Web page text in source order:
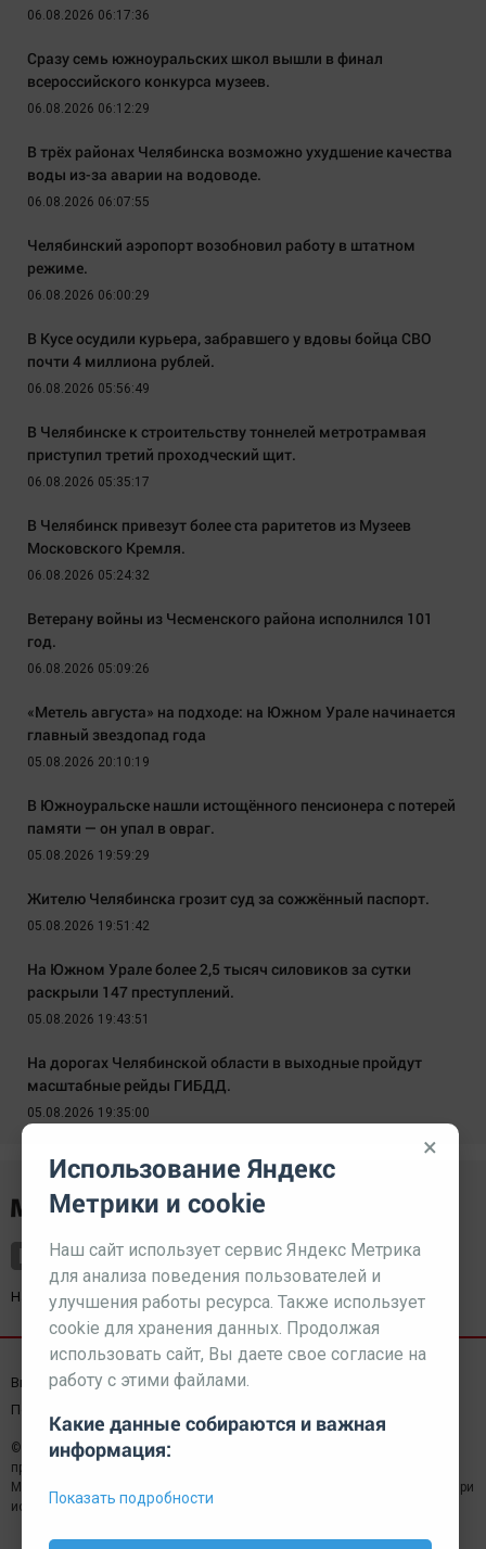
06.08.2026 06:17:36
Сразу семь южноуральских школ вышли в финал
всероссийского конкурса музеев.
06.08.2026 06:12:29
В трёх районах Челябинска возможно ухудшение качества
воды из-за аварии на водоводе.
06.08.2026 06:07:55
Челябинский аэропорт возобновил работу в штатном
режиме.
06.08.2026 06:00:29
В Кусе осудили курьера, забравшего у вдовы бойца СВО
почти 4 миллиона рублей.
06.08.2026 05:56:49
В Челябинске к строительству тоннелей метротрамвая
приступил третий проходческий щит.
06.08.2026 05:35:17
В Челябинск привезут более ста раритетов из Музеев
Московского Кремля.
06.08.2026 05:24:32
Ветерану войны из Чесменского района исполнился 101
год.
06.08.2026 05:09:26
«Метель августа» на подходе: на Южном Урале начинается
главный звездопад года
05.08.2026 20:10:19
В Южноуральске нашли истощённого пенсионера с потерей
памяти — он упал в овраг.
05.08.2026 19:59:29
Жителю Челябинска грозит суд за сожжённый паспорт.
05.08.2026 19:51:42
На Южном Урале более 2,5 тысяч силовиков за сутки
раскрыли 147 преступлений.
05.08.2026 19:43:51
На дорогах Челябинской области в выходные пройдут
масштабные рейды ГИБДД.
05.08.2026 19:35:00
Наш партнерkurorty-sochi.ru
Выходные данные СМИ Реклама
Пользовательское соглашение
© 2026 МЕДИАЗАВОД — Сайт может содержать контент,
предназначенный для лиц 18+
Мнение редакции может не совпадать с мнением отдельных авторов.При
использовании материалов сайта ссылка обязательна.
×
Использование Яндекс
Метрики и cookie
Наш сайт использует сервис Яндекс Метрика
для анализа поведения пользователей и
улучшения работы ресурса. Также использует
cookie для хранения данных. Продолжая
использовать сайт, Вы даете свое согласие на
работу с этими файлами.
Какие данные собираются и важная
информация:
Показать подробности